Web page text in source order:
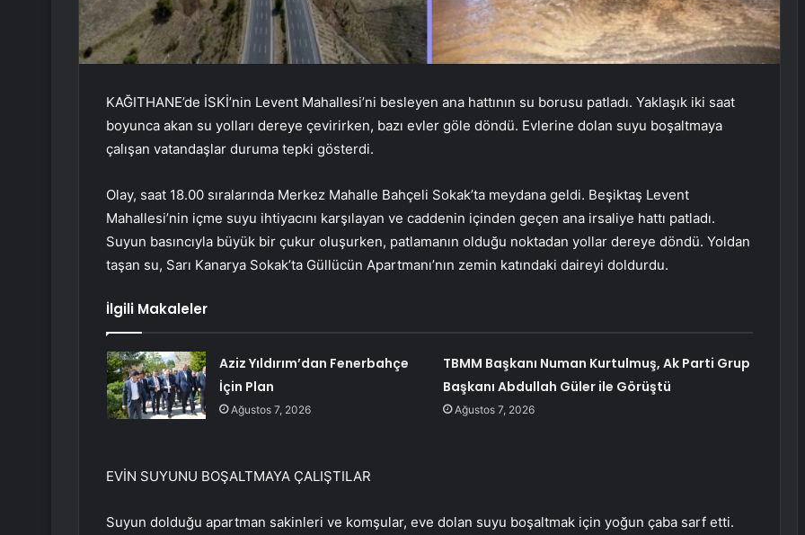
KAĞITHANE’de İSKİ’nin Levent Mahallesi’ni besleyen ana hattının su borusu patladı. Yaklaşık iki saat
boyunca akan su yolları dereye çevirirken, bazı evler göle döndü. Evlerine dolan suyu boşaltmaya
çalışan vatandaşlar duruma tepki gösterdi.
Olay, saat 18.00 sıralarında Merkez Mahalle Bahçeli Sokak’ta meydana geldi. Beşiktaş Levent
Mahallesi’nin içme suyu ihtiyacını karşılayan ve caddenin içinden geçen ana irsaliye hattı patladı.
Suyun basıncıyla büyük bir çukur oluşurken, patlamanın olduğu noktadan yollar dereye döndü. Yoldan
taşan su, Sarı Kanarya Sokak’ta Güllücün Apartmanı’nın zemin katındaki daireyi doldurdu.
İlgili Makaleler
Aziz Yıldırım’dan Fenerbahçe
İçin Plan
Ağustos 7, 2026
TBMM Başkanı Numan Kurtulmuş, Ak Parti Grup
Başkanı Abdullah Güler ile Görüştü
Ağustos 7, 2026
EVİN SUYUNU BOŞALTMAYA ÇALIŞTILAR
Suyun dolduğu apartman sakinleri ve komşular, eve dolan suyu boşaltmak için yoğun çaba sarf etti.